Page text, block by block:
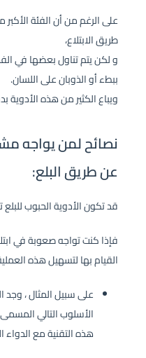
على الرغم من أن الفئة
طريق الابتلاع،
و لكن يتم تناول بعضها في
ببطء أو الذوبان على اللسان.
ويباع الكثير من هذه
نصائح لمن يواجه
عن طريق البلع:
قد تكون الأدوية الحبوب
فإذا كنت تواجه صعوبة في
القيام بها لتسهيل هذه
على سبيل المثال ، وجد
الأسلوب التالي المسمى
هذه التقنية مع الدواء